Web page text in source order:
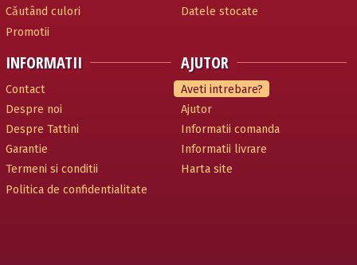
Căutând culori
Promotii
INFORMATII
Contact
Despre noi
Despre Tattini
Garantie
Termeni si conditii
Politica de confidentialitate
Datele stocate
AJUTOR
Aveti intrebare?
Ajutor
Informatii comanda
Informatii livrare
Harta site